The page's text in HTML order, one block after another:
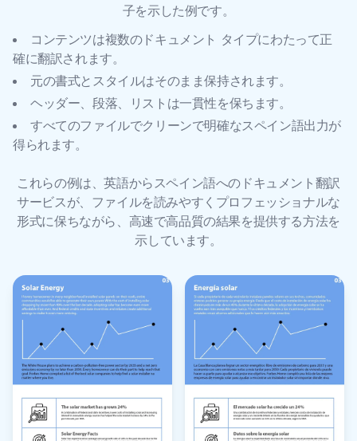
子を示した例です。
コンテンツは複数のドキュメント タイプにわたって正
確に翻訳されます。
元の書式とスタイルはそのまま保持されます。
ヘッダー、段落、リストは一貫性を保ちます。
すべてのファイルでクリーンで明確なスペイン語出力が
得られます。
これらの例は、英語からスペイン語へのドキュメント翻訳
サービスが、ファイルを読みやすくプロフェッショナルな
形式に保ちながら、高速で高品質の結果を提供する方法を
示しています。